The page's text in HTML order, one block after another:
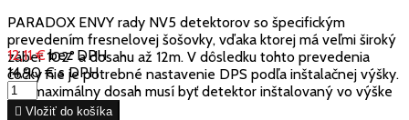
PARADOX ENVY rady NV5 detektorov so špecifickým
prevedením fresnelovej šošovky, vďaka ktorej má veľmi široký
záber 102° a dosahu až 12m. V dôsledku tohto prevedenia
čočky nie je potrebné nastavenie DPS podľa inštalačnej výšky.
Pre maximálny dosah musí byť detektor inštalovaný vo výške
2,5 m a vyššie.
12,11 € bez DPH
14,90 € s DPH
 Vložiť do košíka